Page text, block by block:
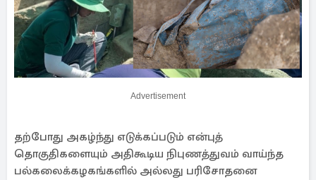
Advertisement
தற்போது அகழ்ந்து எடுக்கப்படும் என்புத்
தொகுதிகளையும் அதிகூடிய நிபுணத்துவம் வாய்ந்த
பல்கலைக்கழகங்களில் அல்லது பரிசோதனை